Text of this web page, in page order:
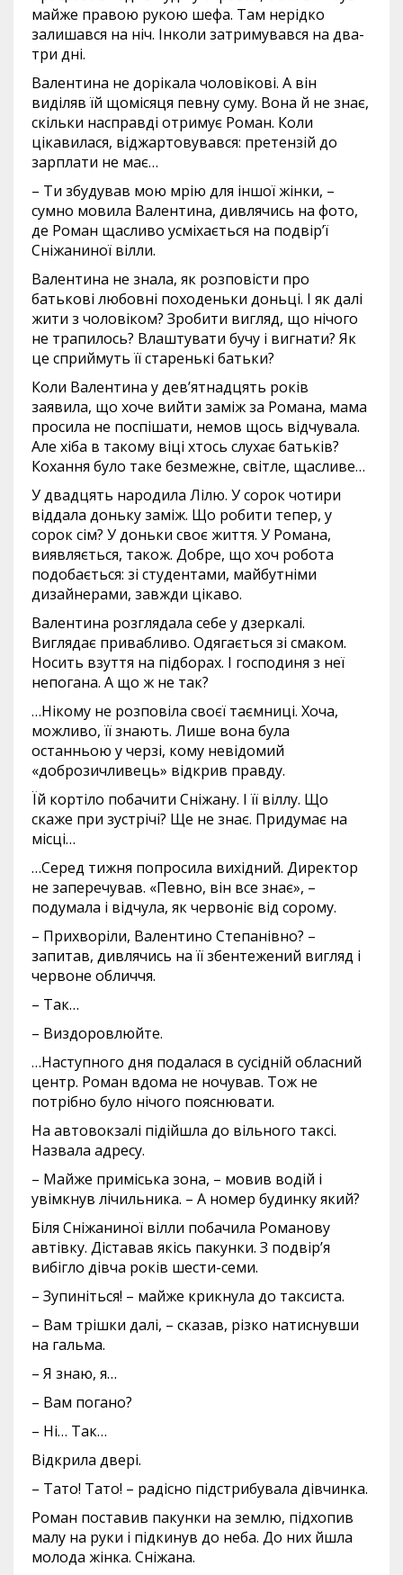
майже правою рукою шефа. Там нерідко
залишався на ніч. Інколи затримувався на два-
три дні.
Валентина не дорікала чоловікові. А він
виділяв їй щомісяця певну суму. Вона й не знає,
скільки насправді отримує Роман. Коли
цікавилася, віджартовувався: претензій до
зарплати не має…
– Ти збудував мою мрію для іншої жінки, –
сумно мовила Валентина, дивлячись на фото,
де Роман щасливо усміхається на подвір’ї
Сніжаниної вілли.
Валентина не знала, як розповісти про
батькові любовні походеньки доньці. І як далі
жити з чоловіком? Зробити вигляд, що нічого
не трапилось? Влаштувати бучу і вигнати? Як
це сприймуть її старенькі батьки?
Коли Валентина у дев’ятнадцять років
заявила, що хоче вийти заміж за Романа, мама
просила не поспішати, немов щось відчувала.
Але хіба в такому віці хтось слухає батьків?
Кохання було таке безмежне, світле, щасливе…
У двадцять народила Лілю. У сорок чотири
віддала доньку заміж. Що робити тепер, у
сорок сім? У доньки своє життя. У Романа,
виявляється, також. Добре, що хоч робота
подобається: зі студентами, майбутніми
дизайнерами, завжди цікаво.
Валентина розглядала себе у дзеркалі.
Виглядає привабливо. Одягається зі смаком.
Носить взуття на підборах. І господиня з неї
непогана. А що ж не так?
…Нікому не розповіла своєї таємниці. Хоча,
можливо, її знають. Лише вона була
останньою у черзі, кому невідомий
«доброзичливець» відкрив правду.
Їй кортіло побачити Сніжану. І її віллу. Що
скаже при зустрічі? Ще не знає. Придумає на
місці…
…Серед тижня попросила вихідний. Директор
не заперечував. «Певно, він все знає», –
подумала і відчула, як червоніє від сорому.
– Прихворіли, Валентино Степанівно? –
запитав, дивлячись на її збентежений вигляд і
червоне обличчя.
– Так…
– Виздоровлюйте.
…Наступного дня подалася в сусідній обласний
центр. Роман вдома не ночував. Тож не
потрібно було нічого пояснювати.
На автовокзалі підійшла до вільного таксі.
Назвала адресу.
– Майже приміська зона, – мовив водій і
увімкнув лічильника. – А номер будинку який?
Біля Сніжаниної вілли побачила Романову
автівку. Діставав якісь пакунки. З подвір’я
вибігло дівча років шести-семи.
– Зупиніться! – майже крикнула до таксиста.
– Вам трішки далі, – сказав, різко натиснувши
на гальма.
– Я знаю, я…
– Вам погано?
– Ні… Так…
Відкрила двері.
– Тато! Тато! – радісно підстрибувала дівчинка.
Роман поставив пакунки на землю, підхопив
малу на руки і підкинув до неба. До них йшла
молода жінка. Сніжана.